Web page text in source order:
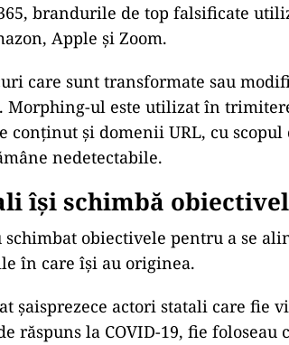
brandurile de top falsificate
Apple și Zoom.
care sunt transformate sau
Morphing-ul este utilizat în
conținut și domenii URL, cu
nedetectabile.
își schimbă
obiectivele pentru a se
în care își au originea.
șaisprezece actori statali care fie
răspuns la COVID-19, fie foloseau